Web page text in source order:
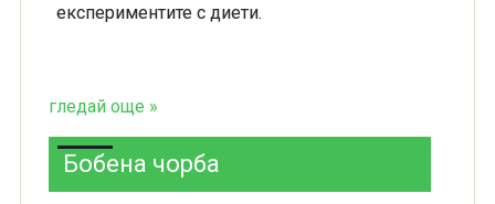
експериментите с диети.
гледай още »
Бобена чорба